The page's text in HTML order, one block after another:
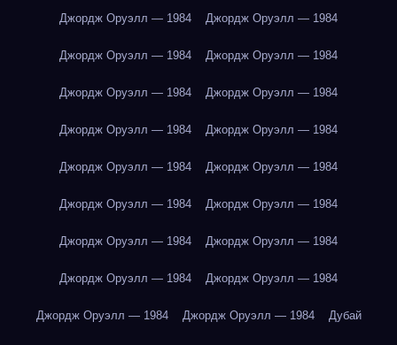
Джордж Оруэлл — 1984 Джордж Оруэлл — 1984
Джордж Оруэлл — 1984 Джордж Оруэлл — 1984
Джордж Оруэлл — 1984 Джордж Оруэлл — 1984
Джордж Оруэлл — 1984 Джордж Оруэлл — 1984
Джордж Оруэлл — 1984 Джордж Оруэлл — 1984
Джордж Оруэлл — 1984 Джордж Оруэлл — 1984
Джордж Оруэлл — 1984 Джордж Оруэлл — 1984
Джордж Оруэлл — 1984 Джордж Оруэлл — 1984
Джордж Оруэлл — 1984 Джордж Оруэлл — 1984 Дубай